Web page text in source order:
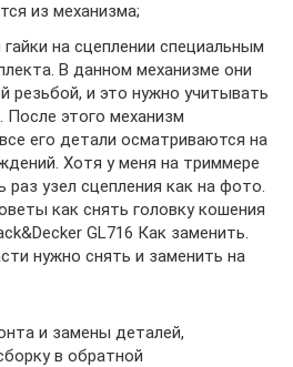
из механизма;
на сцеплении специальным
В данном механизме они
резьбой, и это нужно учитывать
этого механизм
его детали осматриваются на
Хотя у меня на триммере
узел сцепления как на фото.
как снять головку кошения
GL716 Как заменить.
нужно снять и заменить на
и замены деталей,
в обратной